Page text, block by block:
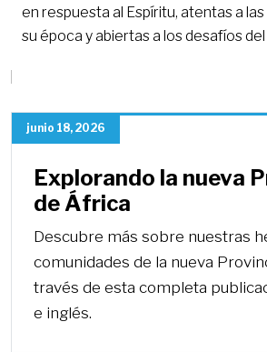
en respuesta al Espíritu, atentas a
su época y abiertas a los desafíos
junio 18, 2026
Explorando la nueva
de África
Descubre más sobre nuestras
comunidades de la nueva
través de esta completa
e inglés.